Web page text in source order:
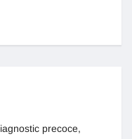
precoce,